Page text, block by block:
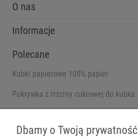
O nas
Informacje
Polecane
Kubki papierowe 100% papier
Pokrywka z trzciny cukrowej do kubka
Dbamy o Twoją prywatność